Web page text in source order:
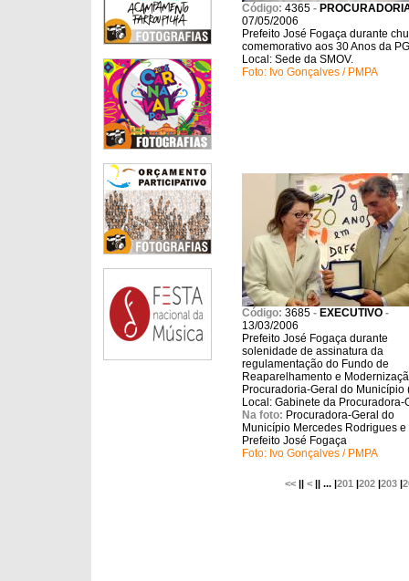
Código: 4365 -
07/05/2006
Prefeito José Fogaça durante
comemorativo aos 30 Anos da
Local: Sede da SMOV.
Foto: Ivo Gonçalves / PMPA
Código: 3685 - EXECUTIVO -
13/03/2006
Prefeito José Fogaça durante
solenidade de assinatura da
regulamentação do Fundo de
Reaparelhamento e
Procuradoria-Geral do Município
Local: Gabinete da Procuradora-
Na foto: Procuradora-Geral do
Município Mercedes Rodrigues e
Prefeito José Fogaça
Foto: Ivo Gonçalves / PMPA
<< ||< || ... |201 |202 |203 |